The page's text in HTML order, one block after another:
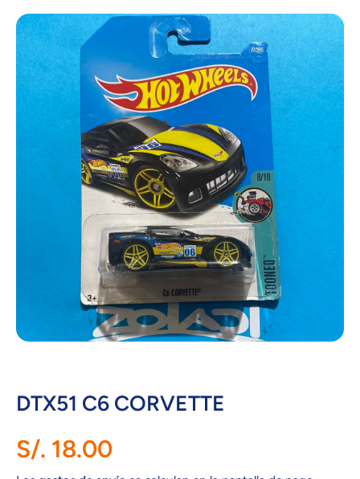
Ir directamente a la información del producto
DTX51 C6 CORVETTE
S/. 18.00